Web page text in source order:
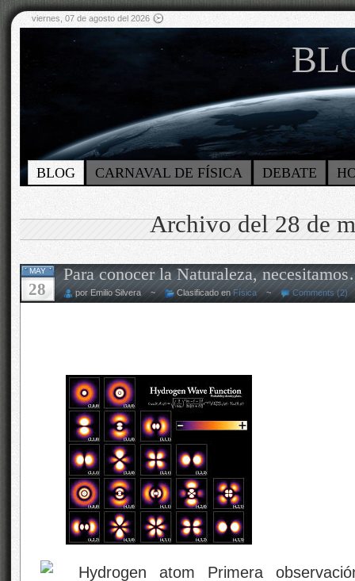
viernes, 07 de agosto del 2026
BLOG CARNAVAL DE FÍSICA DEBATE
Archivo del 28 de
MAY
28
Para conocer la Naturaleza,
por Emilio Silvera ~ Clasificado en Física~ Comments (2)